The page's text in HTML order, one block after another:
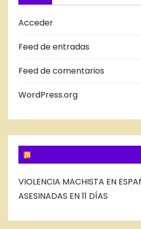
D
A
D
B
O
G
Acceder
Feed de entradas
Feed de comentarios
WordPress.org
VIOLENCIA MACHISTA EN
ASESINADAS EN 11 DÍAS